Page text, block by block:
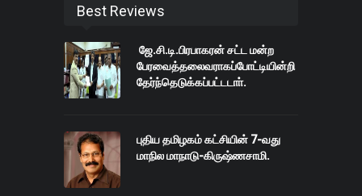
Best Reviews
ஜே.சி.டி.பிரபாகரன் சட்ட மன்ற
பேரவைத்தலைவராகப்போட்டியின்றி
தேர்ந்தெடுக்கப்பட்டடாா்.
புதிய தமிழகம் கட்சியின் 7-வது
மாநில மாநாடு-கிருஷ்ணசாமி.